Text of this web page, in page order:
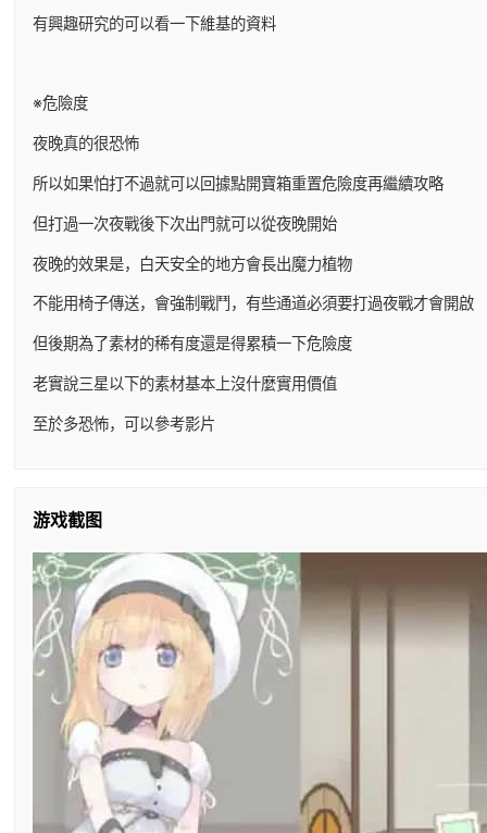
有興趣研究的可以看一下維基的資料
※危險度
夜晚真的很恐怖
所以如果怕打不過就可以回據點開寶箱重置危險度再繼續攻略
但打過一次夜戰後下次出門就可以從夜晚開始
夜晚的效果是，白天安全的地方會長出魔力植物
不能用椅子傳送，會強制戰鬥，有些通道必須要打過夜戰才會開啟
但後期為了素材的稀有度還是得累積一下危險度
老實說三星以下的素材基本上沒什麼實用價值
至於多恐怖，可以參考影片
游戏截图